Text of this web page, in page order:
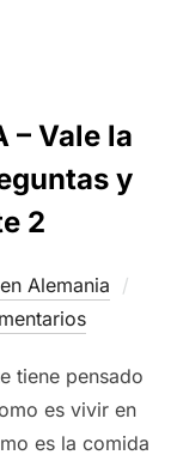
– Vale la
y
2
Alemania
tiene pensado
es vivir en
es la comida